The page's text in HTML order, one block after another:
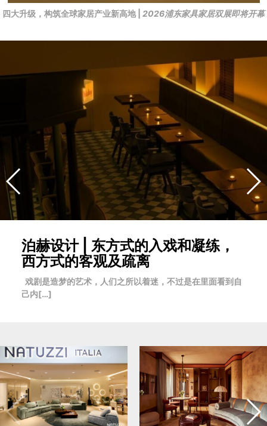
四大升级，构筑全球家居产业新高地 | 2026浦东家具家居双展即将开幕
泊赫设计 | 东方式的入戏和凝练，
西方式的客观及疏离
戏剧是造梦的艺术，人们之所以着迷，不过是在里面看到自
己内[…]